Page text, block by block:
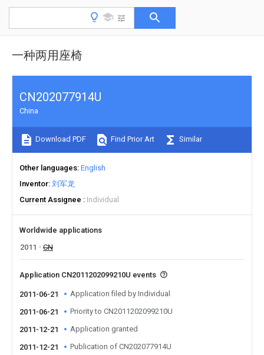
一种两用座椅
CN202077914U
China
Download PDF Find Prior Art Similar
Other languages English
Inventor 刘军龙
Current Assignee
Individual
Worldwide applications
2011
CN
Application CN2011202099210U events
2011-06-21 Application filed by Individual
2011-06-21 Priority to CN2011202099210U
2011-12-21 Application granted
2011-12-21 Publication of CN202077914U